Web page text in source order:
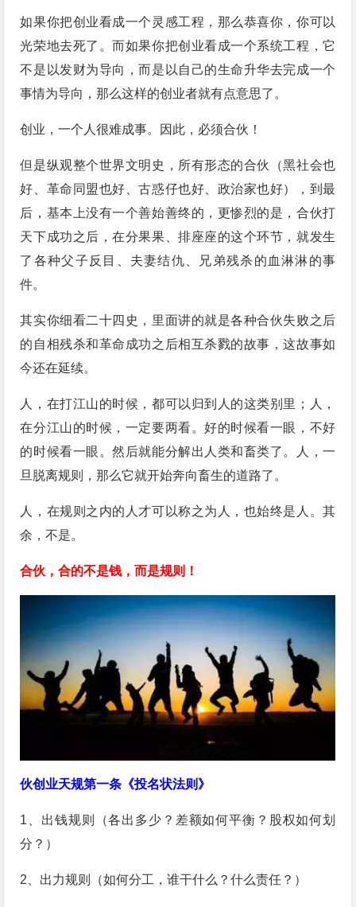
如果你把创业看成一个灵感工程，那么恭喜你，你可以
光荣地去死了。而如果你把创业看成一个系统工程，它
不是以发财为导向，而是以自己的生命升华去完成一个
事情为导向，那么这样的创业者就有点意思了。
创业，一个人很难成事。因此，必须合伙！
但是纵观整个世界文明史，所有形态的合伙（黑社会也
好、革命同盟也好、古惑仔也好、政治家也好），到最
后，基本上没有一个善始善终的，更惨烈的是，合伙打
天下成功之后，在分果果、排座座的这个环节，就发生
了各种父子反目、夫妻结仇、兄弟残杀的血淋淋的事
件。
其实你细看二十四史，里面讲的就是各种合伙失败之后
的自相残杀和革命成功之后相互杀戮的故事，这故事如
今还在延续。
人，在打江山的时候，都可以归到人的这类别里；人，
在分江山的时候，一定要两看。好的时候看一眼，不好
的时候看一眼。然后就能分解出人类和畜类了。人，一
旦脱离规则，那么它就开始奔向畜生的道路了。
人，在规则之内的人才可以称之为人，也始终是人。其
余，不是。
合伙，合的不是钱，而是规则！
伙创业天规第一条《投名状法则》
1、出钱规则（各出多少？差额如何平衡？股权如何划
分？）
2、出力规则（如何分工，谁干什么？什么责任？）